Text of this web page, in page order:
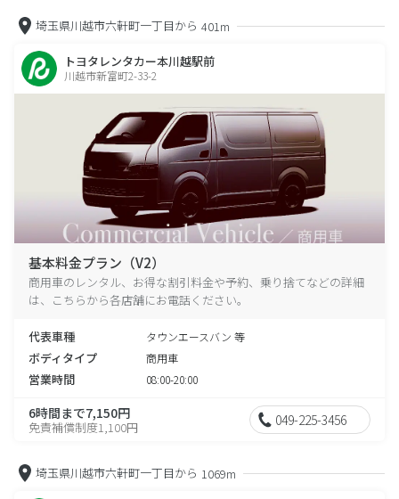
埼玉県川越市六軒町一丁目から 401m
トヨタレンタカー本川越駅前
川越市新富町2-33-2
基本料金プラン（V2）
商用車のレンタル、お得な割引料金や予約、乗り捨てなどの詳細
は、こちらから各店舗にお電話ください。
代表車種 タウンエースバン 等
ボディタイプ 商用車
営業時間 08:00-20:00
6時間まで7,150円
免責補償制度1,100円 049-225-3456
埼玉県川越市六軒町一丁目から 1069m